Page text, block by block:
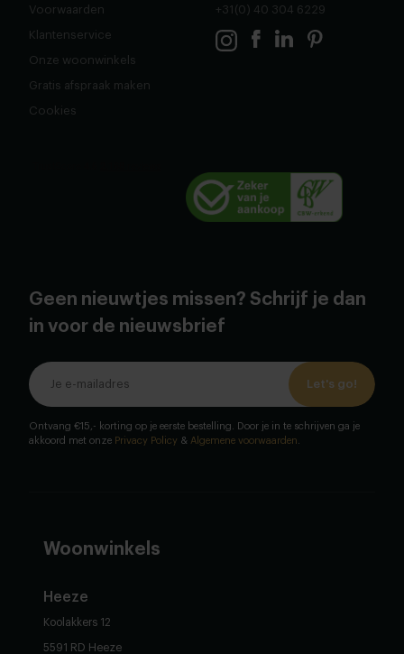
Voorwaarden
Klantenservice
Onze woonwinkels
Gratis afspraak maken
Cookies
+31(0) 40 304 6229
Geen nieuwtjes missen? Schrijf je dan
in voor de nieuwsbrief
Let's go!
Ontvang €15,- korting op je eerste bestelling. Door je in te schrijven ga je
akkoord met onze Privacy Policy & Algemene voorwaarden
Woonwinkels
Heeze
Koolakkers 12
5591 RD Heeze